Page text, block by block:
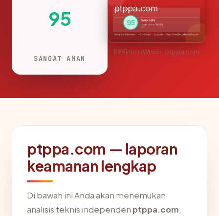
95
SANGAT AMAN
S991mostWhois · ptppa.com
ptppa.com — laporan
keamanan lengkap
Di bawah ini Anda akan menemukan
analisis teknis independen ptppa.com,